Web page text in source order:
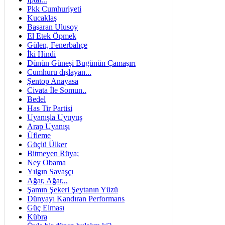
Pkk Cumhuriyeti
Kucaklaş
Başaran Ulusoy
El Etek Öpmek
Gülen, Fenerbahçe
İki Hindi
Dünün Güneşi Bugünün Çamaşırı
Cumhuru dışlayan...
Şentop Anayasa
Civata İle Somun..
Bedel
Has Tir Partisi
Uyanışla Uyuyuş
Arap Uyanışı
Üfleme
Güçlü Ülker
Bitmeyen Rüya;
Ney Obama
Yılgın Savaşçı
Ağar, Ağar,,,
Şamın Şekeri Şeytanın Yüzü
Dünyayı Kandıran Performans
Güç Elması
Kübra